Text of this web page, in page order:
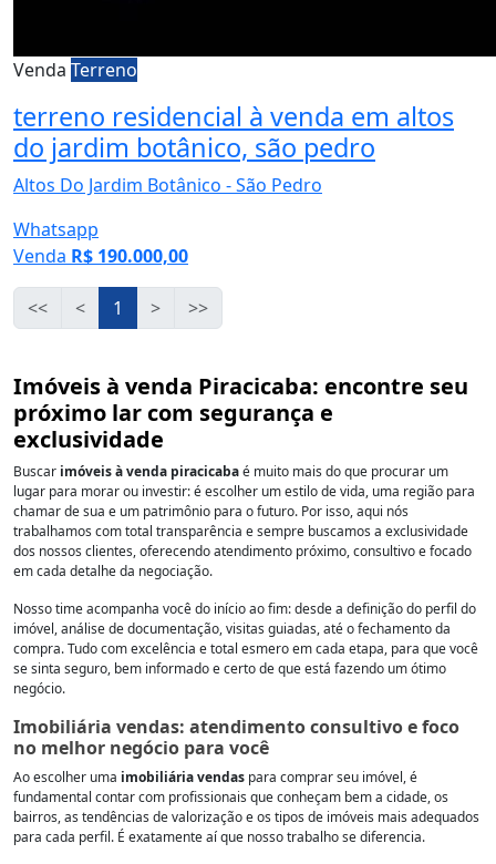
Venda Terreno
terreno residencial à venda em altos
do jardim botânico, são pedro
Altos Do Jardim Botânico - São Pedro
Whatsapp
Venda R$ 190.000,00
<< < 1 > >>
Imóveis à venda Piracicaba: encontre seu
próximo lar com segurança e
exclusividade
Buscar imóveis à venda piracicabaé muito mais do que procurar um
lugar para morar ou investir: é escolher um estilo de vida, uma região para
chamar de sua e um patrimônio para o futuro. Por isso, aqui nós
trabalhamos com total transparência e sempre buscamos a exclusividade
dos nossos clientes, oferecendo atendimento próximo, consultivo e focado
em cada detalhe da negociação.
Nosso time acompanha você do início ao fim: desde a definição do perfil do
imóvel, análise de documentação, visitas guiadas, até o fechamento da
compra. Tudo com excelência e total esmero em cada etapa, para que você
se sinta seguro, bem informado e certo de que está fazendo um ótimo
negócio.
Imobiliária vendas: atendimento consultivo e foco
no melhor negócio para você
Ao escolher uma imobiliária vendas para comprar seu imóvel, é
fundamental contar com profissionais que conheçam bem a cidade, os
bairros, as tendências de valorização e os tipos de imóveis mais adequados
para cada perfil. É exatamente aí que nosso trabalho se diferencia.